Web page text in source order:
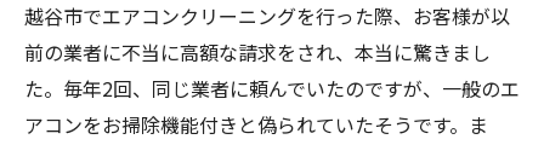
越谷市でエアコンクリーニングを行った際、お客様が以
前の業者に不当に高額な請求をされ、本当に驚きまし
た。毎年2回、同じ業者に頼んでいたのですが、一般のエ
アコンをお掃除機能付きと偽られていたそうです。ま